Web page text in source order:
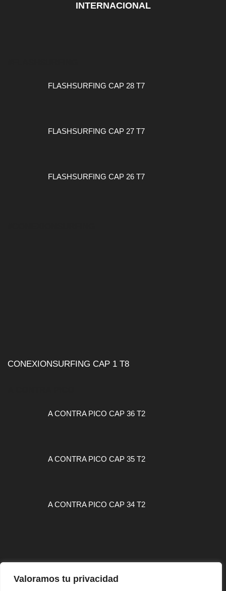
Valoramos tu privacidad
INTERNACIONAL
FLASHSURFING CAP 28 T7
FLASHSURFING CAP 27 T7
FLASHSURFING CAP 26 T7
CONEXIONSURFING CAP 1 T8
A CONTRA PICO CAP 36 T2
A CONTRA PICO CAP 35 T2
A CONTRA PICO CAP 34 T2
CONTACTO